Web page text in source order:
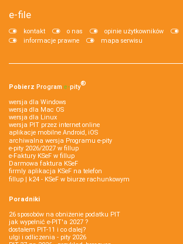
e-file
kontakt o nas opinie użytkowników
informacje prawne
mapa serwisu
Pobierz Program e‑pity®
wersja dla Windows
wersja dla Mac OS
wersja dla Linux
wersja PIT przez internet online
aplikacje mobilne Android, iOS
archiwalna wersja Programu e-pity
e-pity 2026/2027 w fillup
e‑Faktury KSeF w fillup
Darmowa faktura KSeF
firmly aplikacja KSeF na telefon
fillup | k24 - KSeF w biurze rachunkowym
Poradniki
26 sposobów na obniżenie podatku PIT
jak wypełnić e-PIT'a 2027 ?
dostałem PIT-11 i co dalej?
ulgi i odliczenia - pity 2026